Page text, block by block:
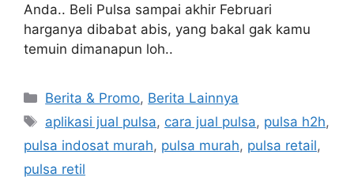
Anda.. Beli Pulsa sampai akhir Februari
harganya dibabat abis, yang bakal gak kamu
temuin dimanapun loh..
Berita & Promo, Berita Lainnya
aplikasi jual pulsa, cara jual pulsa, pulsa h2h,
pulsa indosat murah, pulsa murah, pulsa retail,
pulsa retil